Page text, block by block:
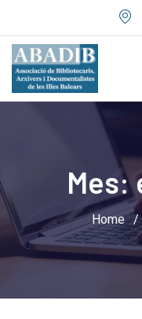
to
content
Mes:
Home /